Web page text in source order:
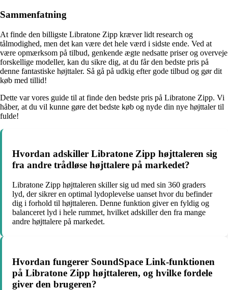
Sammenfatning
At finde den billigste Libratone Zipp kræver lidt research og
tålmodighed, men det kan være det hele værd i sidste ende. Ved at
være opmærksom på tilbud, genkende ægte nedsatte priser og overveje
forskellige modeller, kan du sikre dig, at du får den bedste pris på
denne fantastiske højttaler. Så gå på udkig efter gode tilbud og gør dit
køb med tillid!
Dette var vores guide til at finde den bedste pris på Libratone Zipp. Vi
håber, at du vil kunne gøre det bedste køb og nyde din nye højttaler til
fulde!
Hvordan adskiller Libratone Zipp højttaleren sig
fra andre trådløse højttalere på markedet?
Libratone Zipp højttaleren skiller sig ud med sin 360 graders
lyd, der sikrer en optimal lydoplevelse uanset hvor du befinder
dig i forhold til højttaleren. Denne funktion giver en fyldig og
balanceret lyd i hele rummet, hvilket adskiller den fra mange
andre højttalere på markedet.
Hvordan fungerer SoundSpace Link-funktionen
på Libratone Zipp højttaleren, og hvilke fordele
giver den brugeren?